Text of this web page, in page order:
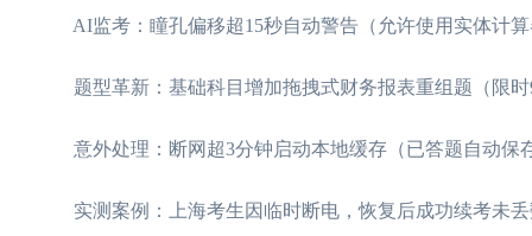
AI监考：瞳孔偏移超15秒自动警告（允许使用实体计算
题型革新：基础科目增加拖拽式财务报表重组题（限时
意外处理：断网超3分钟启动本地缓存（已答题自动保
实测案例：上海考生因临时断电，恢复后成功续考未丢